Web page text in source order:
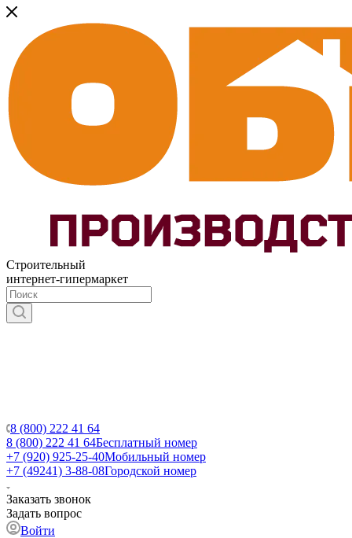
Строительный
интернет-гипермаркет
8 (800) 222 41 64
8 (800) 222 41 64Бесплатный номер
+7 (920) 925-25-40Мобильный номер
+7 (49241) 3-88-08Городской номер
Заказать звонок
Задать вопрос
Войти